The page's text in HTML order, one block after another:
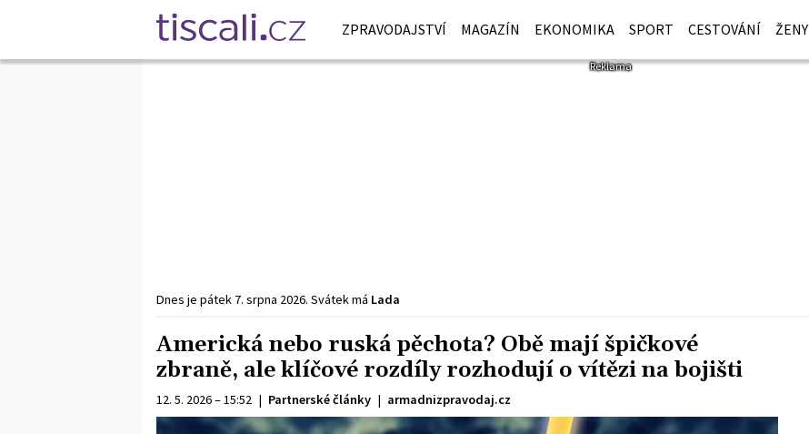
ZPRAVODAJSTVÍ MAGAZÍN EKONOMIKA SPORT CESTOVÁNÍ ŽENY
Dnes je pátek 7. srpna 2026. Svátek má Lada
Americká nebo ruská pěchota? Obě mají špičkové
zbraně, ale klíčové rozdíly rozhodují o vítězi na bojišti
12. 5. 2026 – 15:52 | Partnerské články | armadnizpravodaj.cz